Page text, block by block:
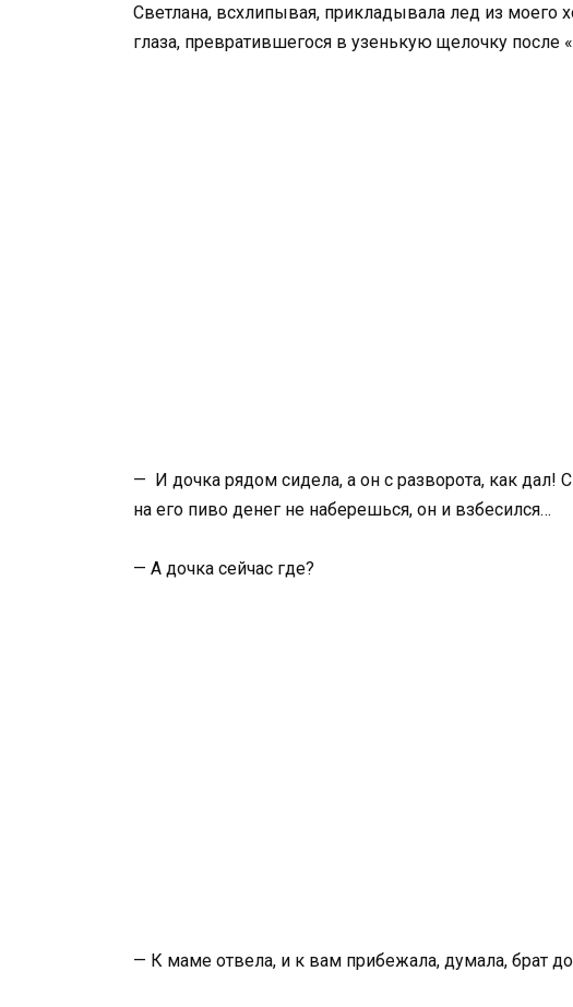
Светлана, всхлипывая, прикладывала лед из моего
глаза, превратившегося в узенькую щелочку после
— И дочка рядом сидела, а он с разворота, как дал!
на его пиво денег не наберешься, он и взбесился…
— А дочка сейчас где?
— К маме отвела, и к вам прибежала, думала, брат